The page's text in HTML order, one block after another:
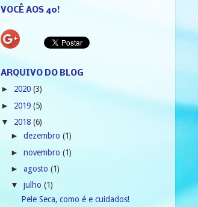
VOCÊ AOS 40!
ARQUIVO DO BLOG
► 2020 (3)
► 2019 (5)
▼ 2018 (6)
►dezembro(1)
►novembro(1)
►agosto(1)
▼julho(1)
Pele Seca, como é e cuidados!